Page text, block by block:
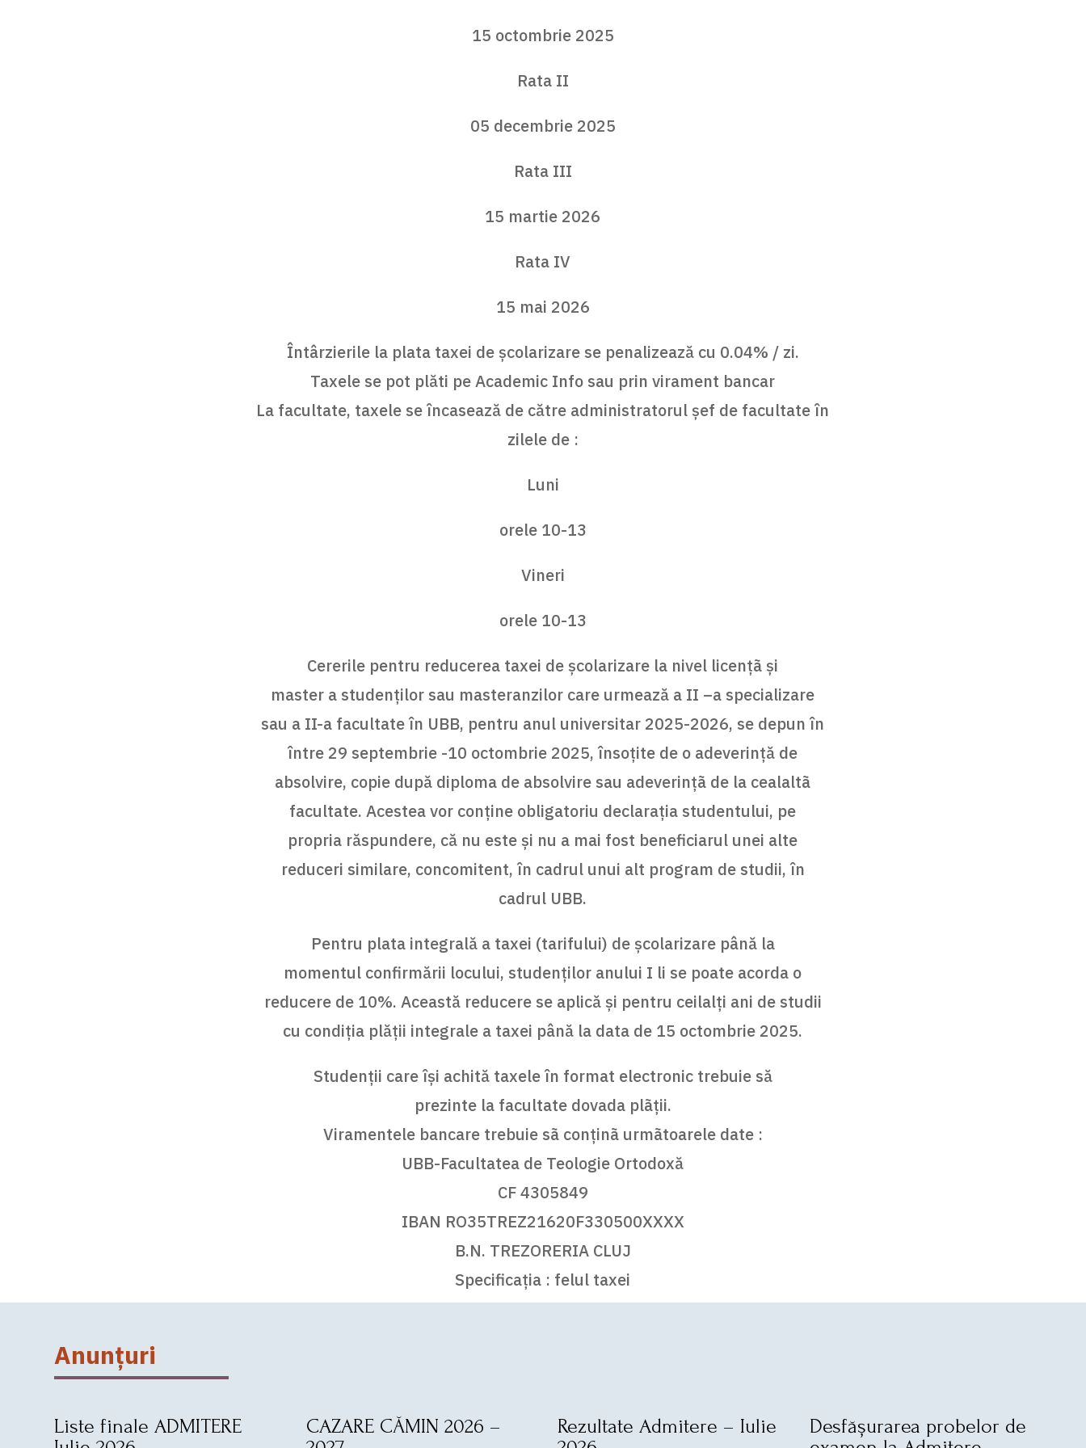
15 octombrie 2025
Rata II
05 decembrie 2025
Rata III
15 martie 2026
Rata IV
15 mai 2026
Întârzierile la plata taxei de şcolarizare se penalizează cu 0.04% / zi.
Taxele se pot plăti pe Academic Info sau prin virament bancar
La facultate, taxele se încasează de către administratorul şef de facultate în
zilele de :
Luni
orele 10-13
Vineri
orele 10-13
Cererile pentru reducerea taxei de şcolarizare la nivel licenţã şi
master a studenţilor sau masteranzilor care urmează a II –a specializare
sau a II-a facultate în UBB, pentru anul universitar 2025-2026, se depun în
între 29 septembrie -10 octombrie 2025, însoţite de o adeverinţă de
absolvire, copie după diploma de absolvire sau adeverinţã de la cealaltã
facultate. Acestea vor conține obligatoriu declarația studentului, pe
propria răspundere, că nu este şi nu a mai fost beneficiarul unei alte
reduceri similare, concomitent, în cadrul unui alt program de studii, în
cadrul UBB.
Pentru plata integrală a taxei (tarifului) de școlarizare până la
momentul confirmării locului, studenților anului I li se poate acorda o
reducere de 10%. Această reducere se aplică și pentru ceilalți ani de studii
cu condiția plății integrale a taxei până la data de 15 octombrie 2025.
Studenţii care îşi achită taxele în format electronic trebuie să
prezinte la facultate dovada plãţii.
Viramentele bancare trebuie sã conţinã urmãtoarele date :
UBB-Facultatea de Teologie Ortodoxă
CF 4305849
IBAN RO35TREZ21620F330500XXXX
B.N. TREZORERIA CLUJ
Specificaţia : felul taxei
Anunțuri
Liste finale ADMITERE
CAZARE CĂMIN 2026 –
Rezultate Admitere – Iulie
Desfășurarea probelor de